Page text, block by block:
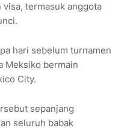
termasuk anggota
hari sebelum turnamen
Meksiko bermain
City.
sepanjang
seluruh babak